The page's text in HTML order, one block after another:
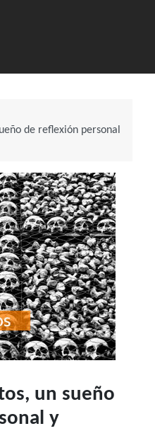
de reflexión personal
un sueño
y